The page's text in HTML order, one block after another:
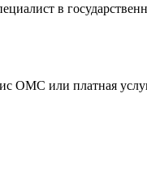
в
ОМС или платная